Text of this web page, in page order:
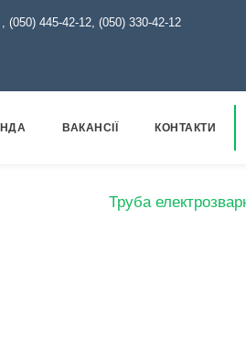
, (050) 445-42-12, (050) 330-42-12
ВАКАНСІЇ КОНТАКТИ
Труба